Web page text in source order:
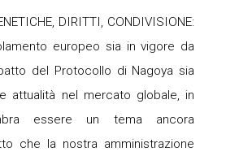
DIRITTI, CONDIVISIONE:
europeo sia in vigore da
del Protocollo di Nagoya sia
attualità nel mercato globale, in
essere un tema ancora
che la nostra amministrazione